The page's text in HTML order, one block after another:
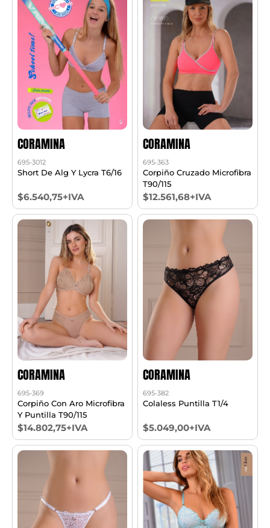
CORAMINA
695-3012
Short De Alg Y Lycra T6/16
$6.540,75+IVA
CORAMINA
695-363
Corpiño Cruzado Microfibra
T90/115
$12.561,68+IVA
CORAMINA
695-369
Corpiño Con Aro Microfibra
Y Puntilla T90/115
$14.802,75+IVA
CORAMINA
695-382
Colaless Puntilla T1/4
$5.049,00+IVA